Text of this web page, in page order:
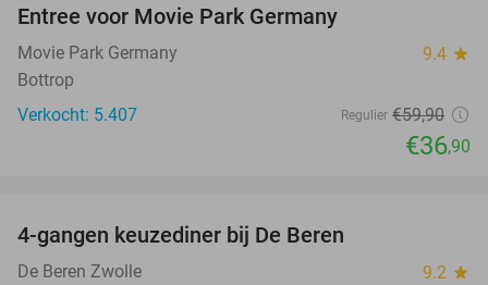
Entree voor Movie Park Germany
Movie Park Germany 9.4 star
Bottrop
Verkocht: 5.407
Regulier €59,90
€36,90
4-gangen keuzediner bij De Beren
De Beren Zwolle 9.2 star